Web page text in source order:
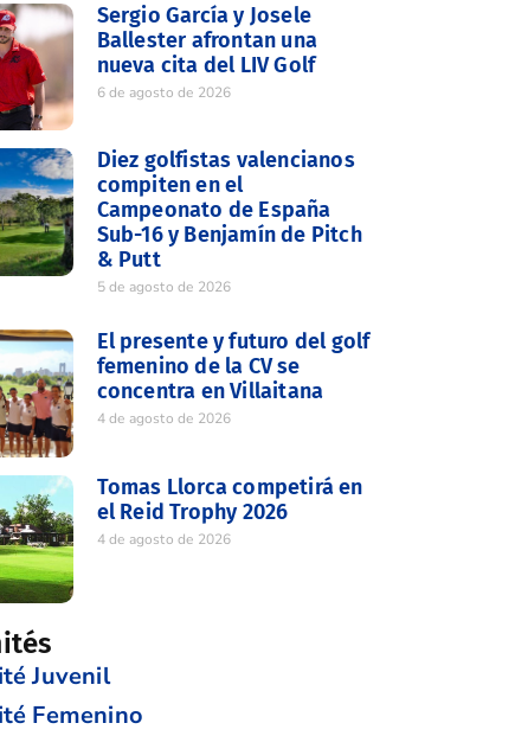
Sergio García y Josele
Ballester afrontan una
nueva cita del LIV Golf
6 de agosto de 2026
Diez golfistas valencianos
compiten en el
Campeonato de España
Sub-16 y Benjamín de Pitch
& Putt
5 de agosto de 2026
El presente y futuro del golf
femenino de la CV se
concentra en Villaitana
4 de agosto de 2026
Tomas Llorca competirá en
el Reid Trophy 2026
4 de agosto de 2026
Juvenil
Femenino